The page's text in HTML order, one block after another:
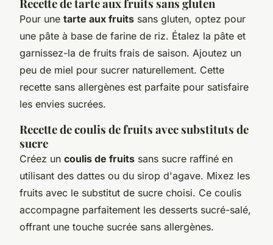
Recette de tarte aux fruits sans gluten
Pour une tarte aux fruits sans gluten, optez pour
une pâte à base de farine de riz. Étalez la pâte et
garnissez-la de fruits frais de saison. Ajoutez un
peu de miel pour sucrer naturellement. Cette
recette sans allergènes est parfaite pour satisfaire
les envies sucrées.
Recette de coulis de fruits avec substituts de
sucre
Créez un coulis de fruits sans sucre raffiné en
utilisant des dattes ou du sirop d'agave. Mixez les
fruits avec le substitut de sucre choisi. Ce coulis
accompagne parfaitement les desserts sucré-salé,
offrant une touche sucrée sans allergènes.